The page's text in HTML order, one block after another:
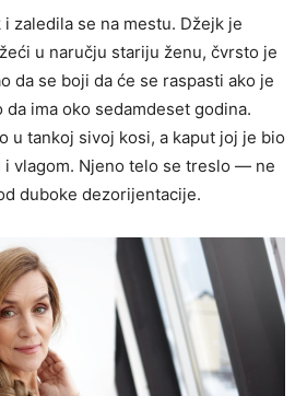
zaledila se na mestu. Džejk je
u naručju stariju ženu, čvrsto je
da se boji da će se raspasti ako je
da ima oko sedamdeset godina.
u tankoj sivoj kosi, a kaput joj je bio
i vlagom. Njeno telo se treslo — ne
duboke dezorijentacije.